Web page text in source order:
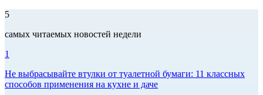
5
самых читаемых новостей недели
1
Не выбрасывайте втулки от туалетной бумаги: 11 классных
способов применения на кухне и даче